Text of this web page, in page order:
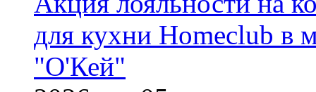
для кухни Homeclub в
"О'Кей"